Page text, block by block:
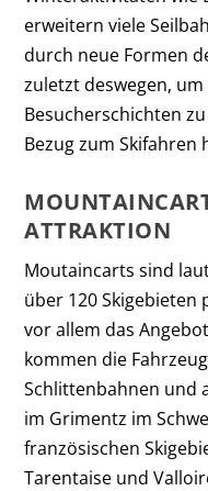
erweitern viele
durch neue Formen
zuletzt deswegen,
Besucherschichten
Bezug zum Skifahren
ATTRAKTION
Moutaincarts sind
über 120
vor allem das
kommen die
Schlittenbahnen und
im Grimentz im
französischen
Tarentaise und